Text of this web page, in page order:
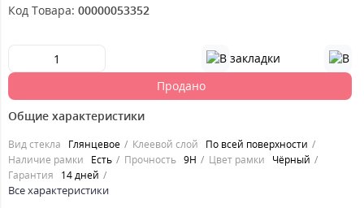
Код Товара: 00000053352
Продано
Общие характеристики
Вид стекла Глянцевое Клеевой слой
По всей поверхности
Наличие рамки
Есть Прочность 9H Цвет рамки
Чёрный
Гарантия
14 дней
Все характеристики